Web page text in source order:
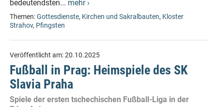
bedeutendsten... mehr ›
Themen:Gottesdienste, Kirchen und Sakralbauten, Kloster
Strahov, Pfingsten
Veröffentlicht am:20.10.2025
Fußball in Prag: Heimspiele des SK
Slavia Praha
Spiele der ersten tschechischen Fußball-Liga in der